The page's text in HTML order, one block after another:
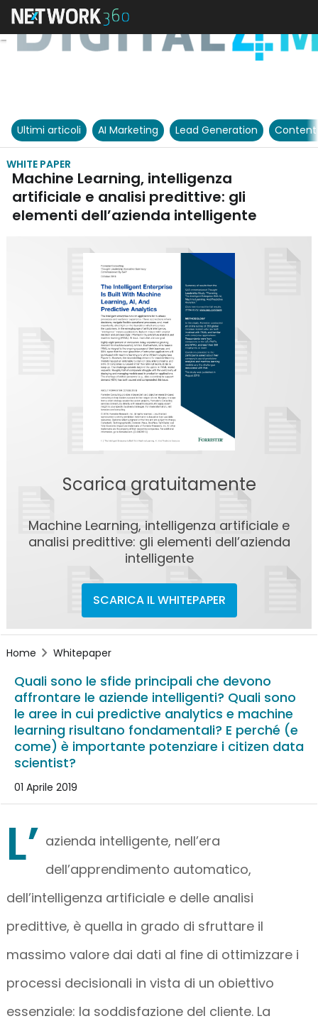
Ultimi articoli AI Marketing Lead Generation
WHITE PAPER
Machine Learning, intelligenza
artificiale e analisi predittive: gli
elementi dell’azienda intelligente
Scarica gratuitamente
Machine Learning, intelligenza artificiale e
analisi predittive: gli elementi dell’azienda
intelligente
SCARICA IL WHITEPAPER
Home Whitepaper
Quali sono le sfide principali che devono
affrontare le aziende intelligenti? Quali sono
le aree in cui predictive analytics e machine
learning risultano fondamentali? E perché (e
come) è importante potenziare i citizen data
scientist?
01 Aprile 2019
L’ azienda intelligente, nell’era
dell’apprendimento automatico,
dell’intelligenza artificiale e delle analisi
predittive, è quella in grado di sfruttare il
massimo valore dai dati al fine di ottimizzare i
processi decisionali in vista di un obiettivo
essenziale: la soddisfazione del cliente. La